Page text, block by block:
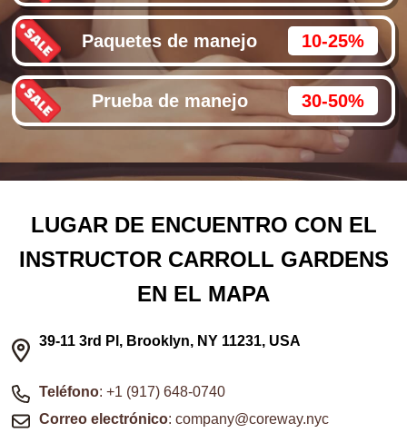
Paquetes de manejo 10-25%
Prueba de manejo 30-50%
LUGAR DE ENCUENTRO CON EL
INSTRUCTOR CARROLL GARDENS
EN EL MAPA
39-11 3rd Pl, Brooklyn, NY 11231, USA
Teléfono: +1 (917) 648-0740
Correo electrónico: company@coreway.nyc